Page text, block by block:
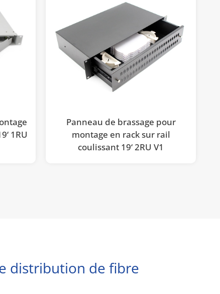
1RU
Panneau de brassage pour
montage en rack sur rail
coulissant 19‘ 2RU V1
distribution de fibre